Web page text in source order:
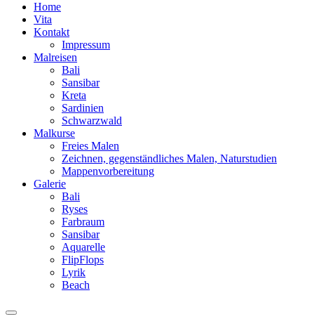
Home
Vita
Kontakt
Impressum
Malreisen
Bali
Sansibar
Kreta
Sardinien
Schwarzwald
Malkurse
Freies Malen
Zeichnen, gegenständliches Malen, Naturstudien
Mappenvorbereitung
Galerie
Bali
Ryses
Farbraum
Sansibar
Aquarelle
FlipFlops
Lyrik
Beach